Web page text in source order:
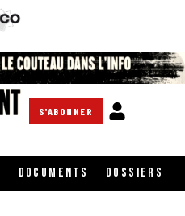
S'ABONNER
DOCUMENTS DOSSIERS